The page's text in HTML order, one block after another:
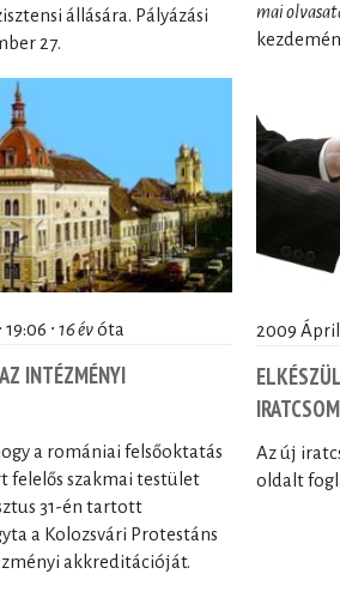
állására. Pályázási
27.
mai
∙ 16 évóta
INTÉZMÉNYI
a romániai felsőoktatás
felelős szakmai testület
31-én tartott
a Kolozsvári Protestáns
akkreditációját.
2009
Az új
oldalt